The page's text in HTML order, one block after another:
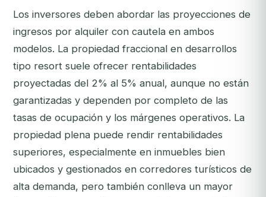
Los inversores deben abordar las proyecciones de
ingresos por alquiler con cautela en ambos
modelos. La propiedad fraccional en desarrollos
tipo resort suele ofrecer rentabilidades
proyectadas del 2% al 5% anual, aunque no están
garantizadas y dependen por completo de las
tasas de ocupación y los márgenes operativos. La
propiedad plena puede rendir rentabilidades
superiores, especialmente en inmuebles bien
ubicados y gestionados en corredores turísticos de
alta demanda, pero también conlleva un mayor